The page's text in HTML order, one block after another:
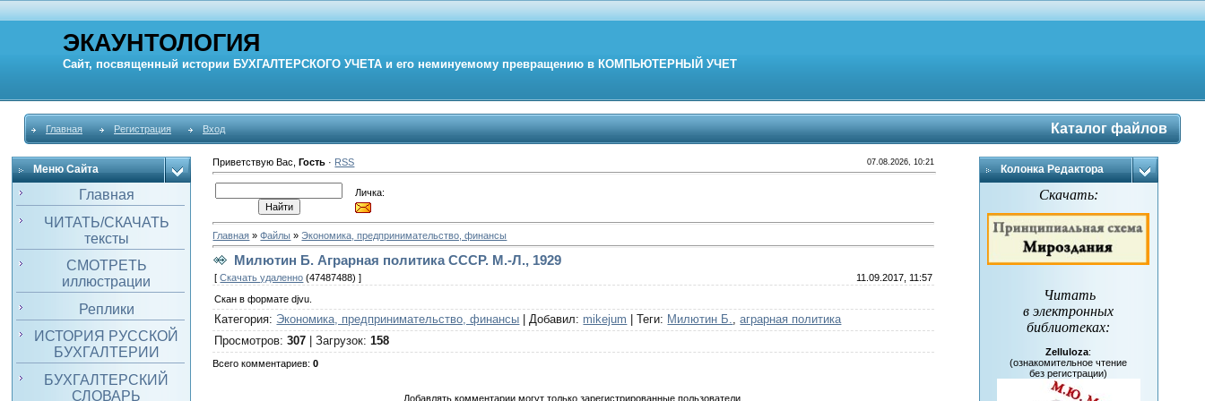
ЭКАУНТОЛОГИЯ
Сайт, посвященный истории БУХГАЛТЕРСКОГО УЧЕТА и его неминуемому превращению в КОМПЬЮТЕРНЫЙ УЧЕТ
Главная Регистрация Вход Каталог файлов
Меню Сайта
Главная
ЧИТАТЬ/СКАЧАТЬ
тексты
СМОТРЕТЬ
иллюстрации
Реплики
ИСТОРИЯ РУССКОЙ
БУХГАЛТЕРИИ
БУХГАЛТЕРСКИЙ
СЛОВАРЬ
Приветствую Вас ,Гость · RSS 07.08.2026, 10:21
Личка:
Главная »Файлы »Экономика, предпринимательство, финансы
Милютин Б. Аграрная политика СССР. М.-Л., 1929
[Скачать удаленно (47487488) ]
11.09.2017, 11:57
Скан в формате djvu.
Категория: Экономика, предпринимательство, финансы |Добавил: mikejum |Теги: Милютин Б.,аграрная политика
Просмотров:307 |Загрузок:158
Всего комментариев:0
Добавлять комментарии могут только зарегистрированные пользователи.
Колонка Редактора
Скачать:
Читать
в электронных
библиотеках:
Zelluloza:
(ознакомительное чтение
без регистрации)